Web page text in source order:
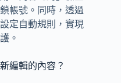
帳號。同時，透過
定自動規則，實現
。
編輯的內容？